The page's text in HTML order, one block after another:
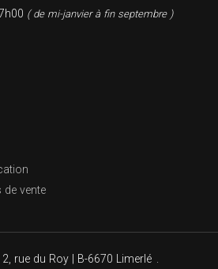
( de mi-janvier à fin septembre )
vente
2, rue du Roy | B-6670 Limerlé